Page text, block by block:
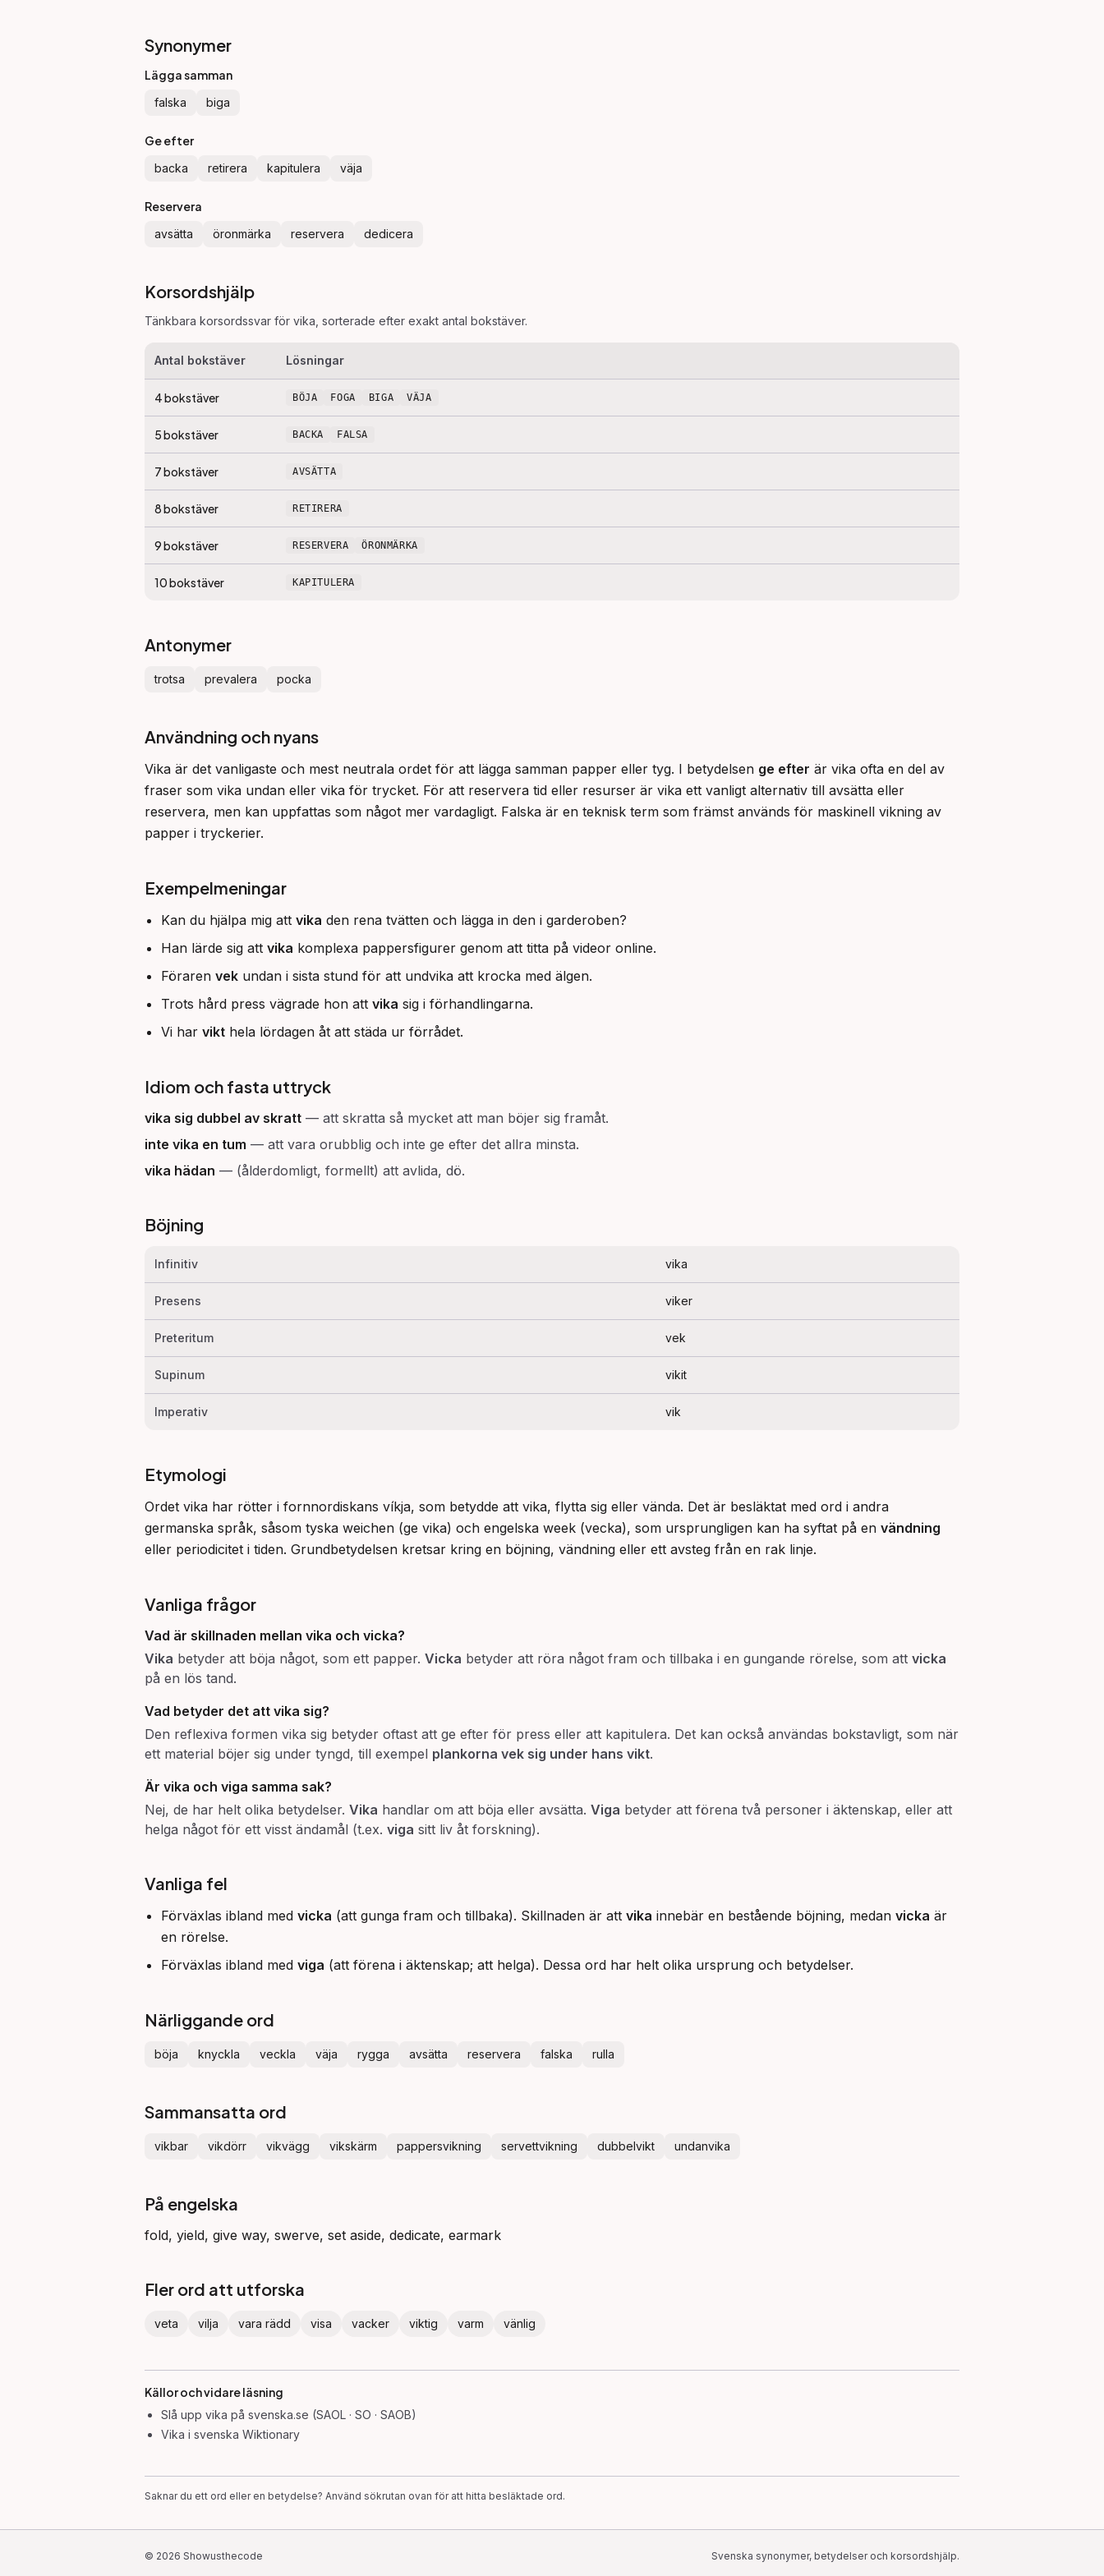
Synonymer
Lägga samman
falska biga
Ge efter
backa retirera kapitulera väja
Reservera
avsätta öronmärka reservera dedicera
Korsordshjälp
Tänkbara korsordssvar för vika , sorterade efter exakt antal bokstäver.
Antal bokstäver Lösningar
4bokstäver BÖJA FOGA BIGA VÄJA
5bokstäver BACKA FALSA
7bokstäver AVSÄTTA
8bokstäver RETIRERA
9bokstäver RESERVERA ÖRONMÄRKA
10bokstäver KAPITULERA
Antonymer
trotsa prevalera pocka
Användning och nyans
Vika är det vanligaste och mest neutrala ordet för att lägga samman papper eller tyg. I betydelsen ge efter är vika ofta en del av
fraser som vika undan eller vika för trycket. För att reservera tid eller resurser är vika ett vanligt alternativ till avsätta eller
reservera, men kan uppfattas som något mer vardagligt. Falska är en teknisk term som främst används för maskinell vikning av
papper i tryckerier.
Exempelmeningar
Kan du hjälpa mig att vika den rena tvätten och lägga in den i garderoben?
Han lärde sig att vika komplexa pappersfigurer genom att titta på videor online.
Föraren vek undan i sista stund för att undvika att krocka med älgen.
Trots hård press vägrade hon att vika sig i förhandlingarna.
Vi har vikt hela lördagen åt att städa ur förrådet.
Idiom och fasta uttryck
vika sig dubbel av skratt — att skratta så mycket att man böjer sig framåt.
inte vika en tum — att vara orubblig och inte ge efter det allra minsta.
vika hädan — (ålderdomligt, formellt) att avlida, dö.
Böjning
Infinitiv vika
Presens viker
Preteritum vek
Supinum vikit
Imperativ vik
Etymologi
Ordet vika har rötter i fornnordiskans víkja, som betydde att vika, flytta sig eller vända. Det är besläktat med ord i andra
germanska språk, såsom tyska weichen (ge vika) och engelska week (vecka), som ursprungligen kan ha syftat på en vändning
eller periodicitet i tiden. Grundbetydelsen kretsar kring en böjning, vändning eller ett avsteg från en rak linje.
Vanliga frågor
Vad är skillnaden mellan vika och vicka?
Vika betyder att böja något, som ett papper. Vicka betyder att röra något fram och tillbaka i en gungande rörelse, som att vicka
på en lös tand.
Vad betyder det att vika sig?
Den reflexiva formen vika sig betyder oftast att ge efter för press eller att kapitulera. Det kan också användas bokstavligt, som när
ett material böjer sig under tyngd, till exempel plankorna vek sig under hans vikt.
Är vika och viga samma sak?
Nej, de har helt olika betydelser. Vika handlar om att böja eller avsätta. Viga betyder att förena två personer i äktenskap, eller att
helga något för ett visst ändamål (t.ex. viga sitt liv åt forskning).
Vanliga fel
Förväxlas ibland med vicka (att gunga fram och tillbaka). Skillnaden är att vika innebär en bestående böjning, medan vicka är
en rörelse.
Förväxlas ibland med viga (att förena i äktenskap; att helga). Dessa ord har helt olika ursprung och betydelser.
Närliggande ord
böja knyckla veckla väja rygga avsätta reservera falska rulla
Sammansatta ord
vikbar vikdörr vikvägg vikskärm pappersvikning servettvikning dubbelvikt undanvika
På engelska
fold, yield, give way, swerve, set aside, dedicate, earmark
Fler ord att utforska
veta vilja vara rädd visa vacker viktig varm vänlig
Källor och vidare läsning
Slå upp vika på svenska.se (SAOL · SO · SAOB)
Vika i svenska Wiktionary
Saknar du ett ord eller en betydelse? Använd sökrutan ovan för att hitta besläktade ord.
© 2026 Showusthecode Svenska synonymer, betydelser och korsordshjälp.